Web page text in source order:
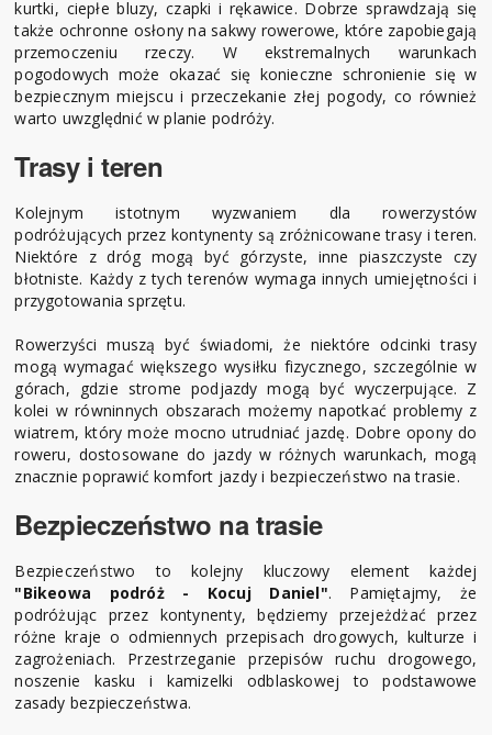
kurtki, ciepłe bluzy, czapki i rękawice. Dobrze sprawdzają się
także ochronne osłony na sakwy rowerowe, które zapobiegają
przemoczeniu rzeczy. W ekstremalnych warunkach
pogodowych może okazać się konieczne schronienie się w
bezpiecznym miejscu i przeczekanie złej pogody, co również
warto uwzględnić w planie podróży.
Trasy i teren
Kolejnym istotnym wyzwaniem dla rowerzystów
podróżujących przez kontynenty są zróżnicowane trasy i teren.
Niektóre z dróg mogą być górzyste, inne piaszczyste czy
błotniste. Każdy z tych terenów wymaga innych umiejętności i
przygotowania sprzętu.
Rowerzyści muszą być świadomi, że niektóre odcinki trasy
mogą wymagać większego wysiłku fizycznego, szczególnie w
górach, gdzie strome podjazdy mogą być wyczerpujące. Z
kolei w równinnych obszarach możemy napotkać problemy z
wiatrem, który może mocno utrudniać jazdę. Dobre opony do
roweru, dostosowane do jazdy w różnych warunkach, mogą
znacznie poprawić komfort jazdy i bezpieczeństwo na trasie.
Bezpieczeństwo na trasie
Bezpieczeństwo to kolejny kluczowy element każdej
"Bikeowa podróż - Kocuj Daniel". Pamiętajmy, że
podróżując przez kontynenty, będziemy przejeżdżać przez
różne kraje o odmiennych przepisach drogowych, kulturze i
zagrożeniach. Przestrzeganie przepisów ruchu drogowego,
noszenie kasku i kamizelki odblaskowej to podstawowe
zasady bezpieczeństwa.